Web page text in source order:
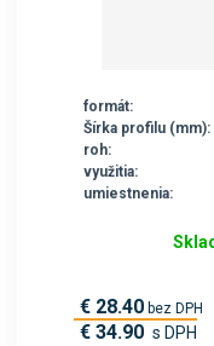
formát:
Šírka profilu (mm):
roh:
využitia:
umiestnenia:
€ 28.40 bez DPH
€ 34.90 s DPH